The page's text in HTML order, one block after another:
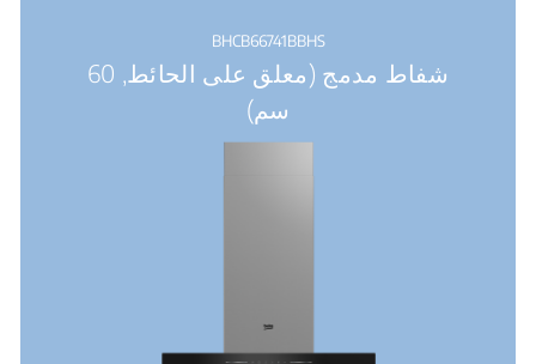
BHCB66741BBHS
شفاط مدمج (معلق على الحائط, 60
سم)